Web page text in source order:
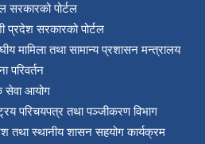
सरकारको पोर्टल
प्रदेश सरकारको पोर्टल
मामिला तथा सामान्य प्रशासन मन्त्रालय
परिवर्तन
सेवा आयोग
परिचयपत्र तथा पञ्‍जीकरण विभाग
तथा स्थानीय शासन सहयोग कार्यक्रम